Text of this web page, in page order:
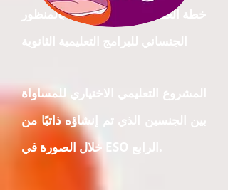
خطة العمل التعليمية الخاصة بالمنظور
الجنساني للبرامج التعليمية الثانوية
المشروع التعليمي الاختياري للمساواة
بين الجنسين الذي تم إنشاؤه ذاتيًا من
خلال الصورة في ESO الرابع.